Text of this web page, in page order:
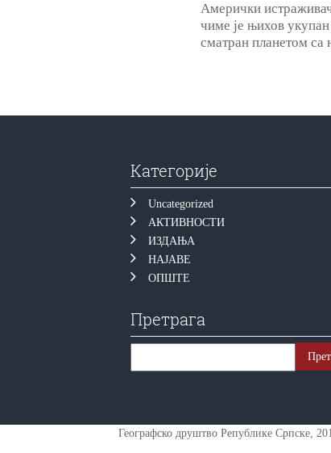
Амерички
чиме је њихов укупан
сматран планетом са
Категорије
Uncategorized
АКТИВНОСТИ
ИЗДАЊА
НАЈАВЕ
ОПШТЕ
Претрага
Географско друштво Републике Српске,